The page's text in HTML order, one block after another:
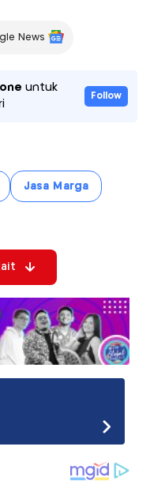
News
untuk
Follow
Jasa Marga